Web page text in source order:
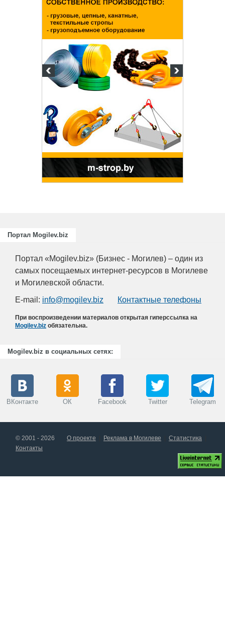
Портал Mogilev.biz
Портал «Mogilev.biz» (Бизнес - Могилев) – один из
самых посещаемых интернет-ресурсов в Могилеве
и Могилевской области.
E-mail: info@mogilev.biz Контактные телефоны
При воспроизведении материалов открытая гиперссылка на
Mogilev.biz обязательна.
Mogilev.biz в социальных сетях:
ВКонтакте ОК Facebook Twitter Telegram
© 2001 - 2026 О проекте Реклама в Могилеве
Статистика
Контакты